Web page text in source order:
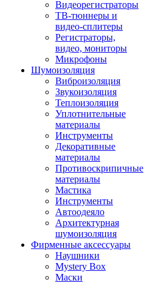
Видеорегистраторы
ТВ-тюннеры и
видео-сплитеры
Регистраторы,
видео, мониторы
Микрофоны
Шумоизоляция
Виброизоляция
Звукоизоляция
Теплоизоляция
Уплотнительные
материалы
Инструменты
Декоративные
материалы
Противоскрипичные
материалы
Мастика
Инструменты
Автоодеяло
Архитектурная
шумоизоляция
Фирменные аксессуары
Наушники
Mystery Box
Маски